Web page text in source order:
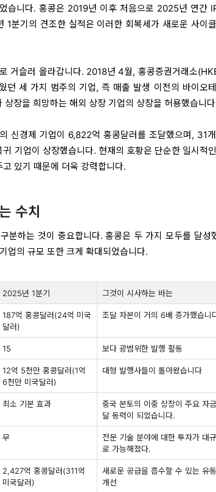
습니다. 홍콩은 2019년 이후 처음으로 2025년 연간
분기의 견조한 실적은 이러한 회복세가 새로운 사이클
거슬러 올라갑니다. 2018년 4월, 홍콩증권거래소
던 세 가지 범주의 기업, 즉 매출 발생 이전의 바이오테
장을 희망하는 해외 상장 기업의 상장을 허용했습니
신경제 기업이 6,822억 홍콩달러를 조달했으며, 31
기업이 상장했습니다. 현재의 호황은 단순한 일시적
있기 때문에 더욱 강력합니다.
수치
분하는 것이 중요합니다. 홍콩은 두 가지 모두를 달성
업의 규모 또한 크게 확대되었습니다.
2025년 1분기 그것이 시사하는 바는
187억 홍콩달러(24억 미국
달러)
조달 자본이 거의 6배 증가했습니
15 보다 광범위한 발행 활동
12억 5천만 홍콩달러(1억
6천만 미국달러)
대형 발행사들이 돌아왔습니다
최소 기본 효과
중국 본토의 이중 상장이 주요 자
달 동력이 되었습니다.
무
전문 기술 분야에 대한 투자가 대
로 가능해졌다.
2,427억 홍콩달러(311억
미국달러)
새로운 공급을 흡수할 수 있는 유
개선